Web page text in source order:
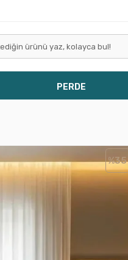
PERDE
%35